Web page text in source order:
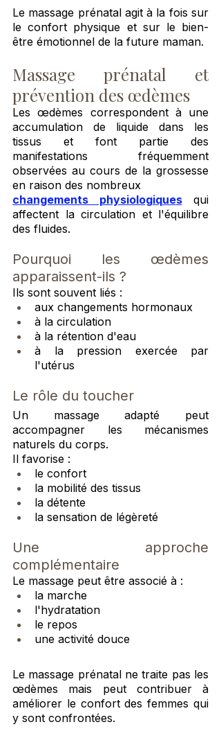
Le massage prénatal agit à la fois sur
le confort physique et sur le bien-
être émotionnel de la future maman.
Massage prénatal et
prévention des œdèmes
Les œdèmes correspondent à une
accumulation de liquide dans les
tissus et font partie des
manifestations fréquemment
observées au cours de la grossesse
en raison des nombreux
changements physiologiques qui
affectent la circulation et l'équilibre
des fluides.
Pourquoi les œdèmes
apparaissent-ils ?
Ils sont souvent liés :
aux changements hormonaux
à la circulation
à la rétention d'eau
à la pression exercée par
l'utérus
Le rôle du toucher
Un massage adapté peut
accompagner les mécanismes
naturels du corps.
Il favorise :
le confort
la mobilité des tissus
la détente
la sensation de légèreté
Une approche
complémentaire
Le massage peut être associé à :
la marche
l'hydratation
le repos
une activité douce
Le massage prénatal ne traite pas les
œdèmes mais peut contribuer à
améliorer le confort des femmes qui
y sont confrontées.